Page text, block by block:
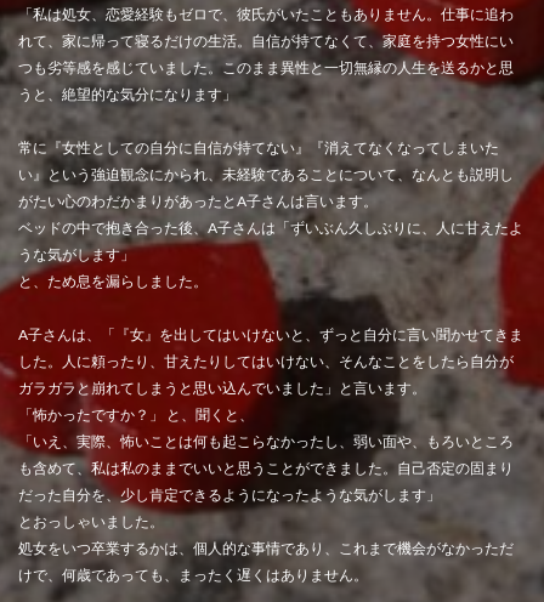
「私は処女、恋愛経験もゼロで、彼氏がいたこともありません。仕事に追わ
れて、家に帰って寝るだけの生活。自信が持てなくて、家庭を持つ女性にい
つも劣等感を感じていました。このまま異性と一切無縁の人生を送るかと思
うと、絶望的な気分になります」
常に『女性としての自分に自信が持てない』『消えてなくなってしまいた
い』という強迫観念にかられ、未経験であることについて、なんとも説明し
がたい心のわだかまりがあったとA子さんは言います。
ベッドの中で抱き合った後、A子さんは「ずいぶん久しぶりに、人に甘えたよ
うな気がします」
と、ため息を漏らしました。
A子さんは、「『女』を出してはいけないと、ずっと自分に言い聞かせてきま
した。人に頼ったり、甘えたりしてはいけない、そんなことをしたら自分が
ガラガラと崩れてしまうと思い込んでいました」と言います。
「怖かったですか？」 と、聞くと、
「いえ、実際、怖いことは何も起こらなかったし、弱い面や、もろいところ
も含めて、私は私のままでいいと思うことができました。自己否定の固まり
だった自分を、少し肯定できるようになったような気がします」
とおっしゃいました。
処女をいつ卒業するかは、個人的な事情であり、これまで機会がなかっただ
けで、何歳であっても、まったく遅くはありません。